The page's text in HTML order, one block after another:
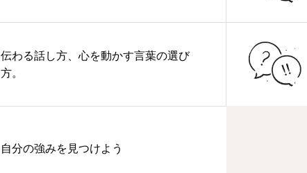
伝わる話し方、心を動かす言葉の選び
方。
自分の強みを見つけよう